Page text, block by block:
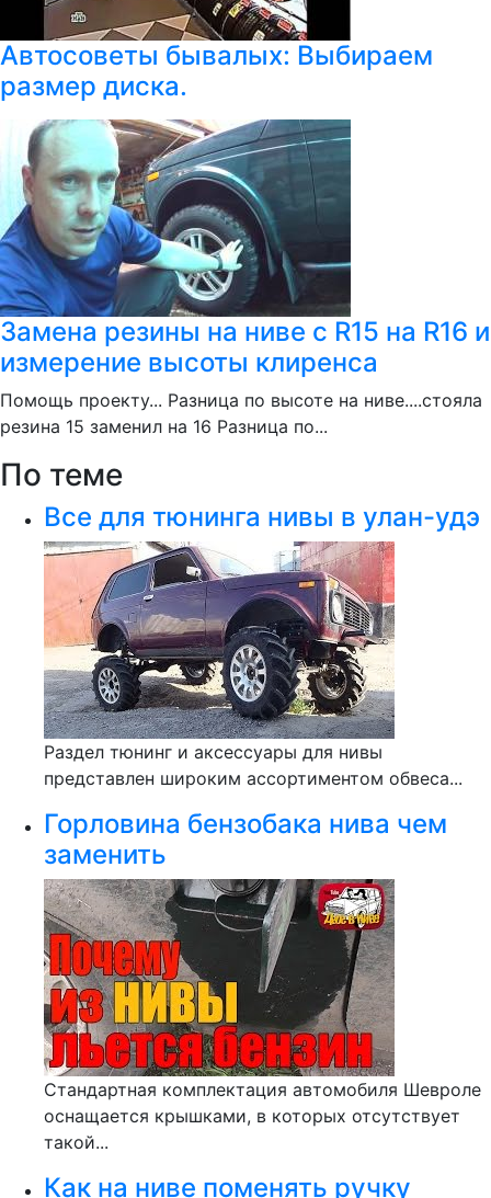
Автосоветы бывалых: Выбираем
размер диска.
Замена резины на ниве с R15 на R16 и
измерение высоты клиренса
Помощь проекту... Разница по высоте на ниве....стояла
резина 15 заменил на 16 Разница по...
По теме
Все для тюнинга нивы в улан-удэ
Раздел тюнинг и аксессуары для нивы
представлен широким ассортиментом обвеса...
Горловина бензобака нива чем
заменить
Стандартная комплектация автомобиля Шевроле
оснащается крышками, в которых отсутствует
такой...
Как на ниве поменять ручку